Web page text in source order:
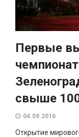
Первые
свыше
04.09.2016
Открытие